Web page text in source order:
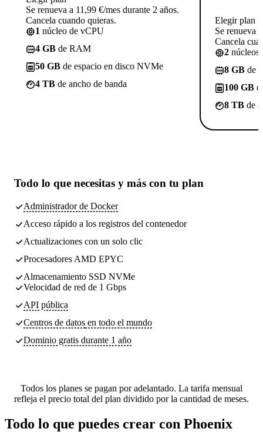
Se renueva a 11,99 €/mes durante 2 años.
Cancela cuando quieras.
1 núcleo de vCPU
4 GB de RAM
50 GB de espacio en disco NVMe
4 TB de ancho de banda
Elegir plan
Se renueva
Cancela
2 núcleos
8 GB de
100 GB
8 TB de
Todo lo que necesitas y más con tu plan
Administrador de Docker
Acceso rápido a los registros del contenedor
Actualizaciones con un solo clic
Procesadores AMD EPYC
Almacenamiento SSD NVMe
Velocidad de red de 1 Gbps
API pública
Centros de datos en todo el mundo
Dominio gratis durante 1 año
Todos los planes se pagan por adelantado. La tarifa mensual
refleja el precio total del plan dividido por la cantidad de meses.
Todo lo que puedes crear con Phoenix